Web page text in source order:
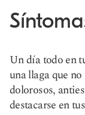
Un día todo en
una llaga que
dolorosos,
destacarse en